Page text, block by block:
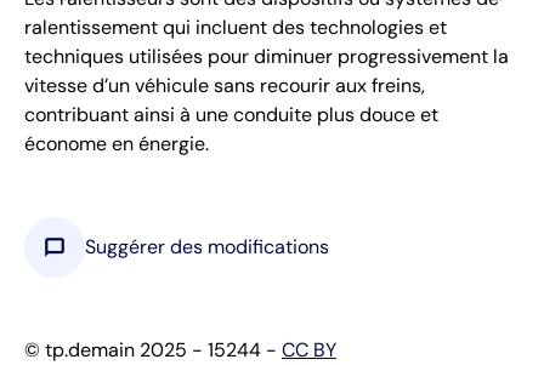
ralentissement qui incluent des technologies et
techniques utilisées pour diminuer progressivement la
vitesse d’un véhicule sans recourir aux freins,
contribuant ainsi à une conduite plus douce et
économe en énergie.
chat_bubble Suggérer des modifications
© tp.demain 2025 - 15244 - CC BY